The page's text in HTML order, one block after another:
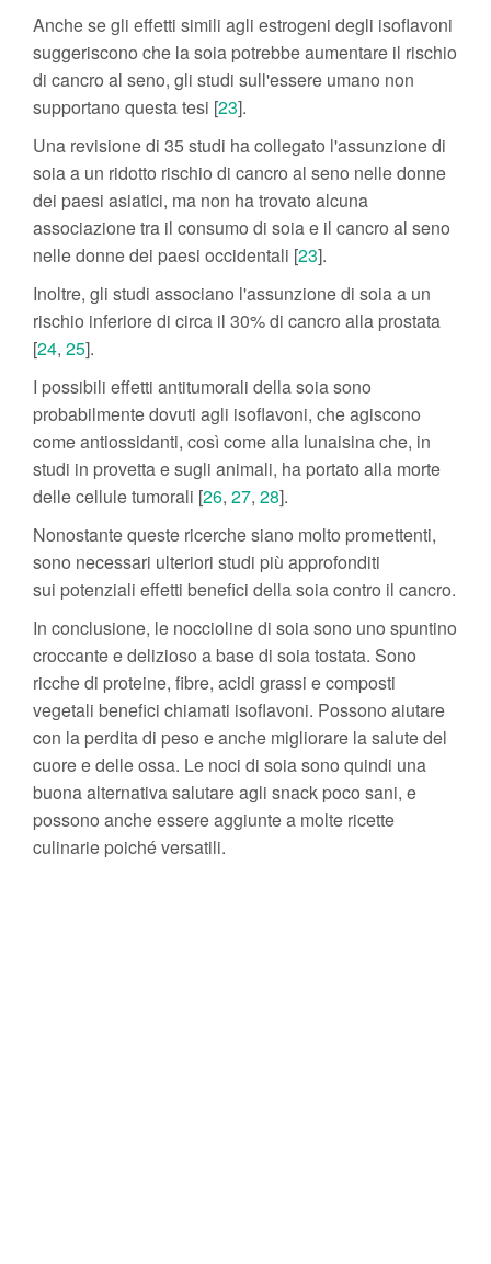
Anche se gli effetti simili agli estrogeni degli isoflavoni
suggeriscono che la soia potrebbe aumentare il rischio
di cancro al seno, gli studi sull'essere umano non
supportano questa tesi [23].
Una revisione di 35 studi ha collegato l'assunzione di
soia a un ridotto rischio di cancro al seno nelle donne
dei paesi asiatici, ma non ha trovato alcuna
associazione tra il consumo di soia e il cancro al seno
nelle donne dei paesi occidentali [23].
Inoltre, gli studi associano l'assunzione di soia a un
rischio inferiore di circa il 30% di cancro alla prostata
[24, 25].
I possibili effetti antitumorali della soia sono
probabilmente dovuti agli isoflavoni, che agiscono
come antiossidanti, così come alla lunaisina che, in
studi in provetta e sugli animali, ha portato alla morte
delle cellule tumorali [26, 27, 28].
Nonostante queste ricerche siano molto promettenti,
sono necessari ulteriori studi più approfonditi
sui potenziali effetti benefici della soia contro il cancro.
In conclusione, le noccioline di soia sono uno spuntino
croccante e delizioso a base di soia tostata. Sono
ricche di proteine, fibre, acidi grassi e composti
vegetali benefici chiamati isoflavoni. Possono aiutare
con la perdita di peso e anche migliorare la salute del
cuore e delle ossa. Le noci di soia sono quindi una
buona alternativa salutare agli snack poco sani, e
possono anche essere aggiunte a molte ricette
culinarie poiché versatili.